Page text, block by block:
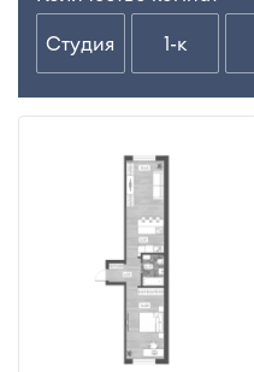
Студия 1-к